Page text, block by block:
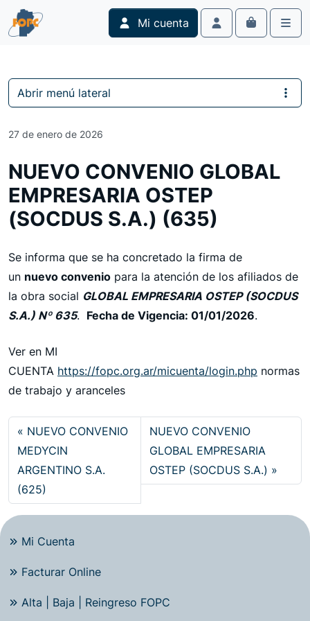
Skip to content
Skip to footer
Mi cuenta
Account
Cart
27 de enero de 2026
NUEVO CONVENIO GLOBAL
EMPRESARIA OSTEP
(SOCDUS S.A.) (635)
Se informa que se ha concretado la firma de
un nuevo convenio para la atención de los afiliados de
la obra social GLOBAL EMPRESARIA OSTEP (SOCDUS
S.A.) Nº 635. Fecha de Vigencia: 01/01/2026.
Ver en MI
CUENTA https://fopc.org.ar/micuenta/login.php normas
de trabajo y aranceles
NUEVO CONVENIO
MEDYCIN
ARGENTINO S.A.
(625)
NUEVO CONVENIO
GLOBAL EMPRESARIA
OSTEP (SOCDUS S.A.)
Abrir menú lateral
Mi Cuenta
Facturar Online
Alta | Baja | Reingreso FOPC